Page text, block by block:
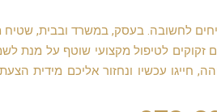
לחשובה. בעסק, במשרד ובבית, שטיח
זקוקים לטיפול מקצועי שוטף על מנת
עכשיו ונחזור אליכם מידית